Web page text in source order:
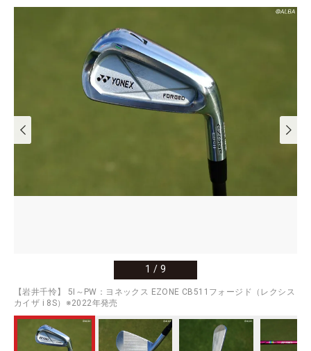
1 / 9
【岩井千怜】 5I～PW：ヨネックス EZONE CB511フォージド（レクシス
カイザ i 8S）※2022年発売